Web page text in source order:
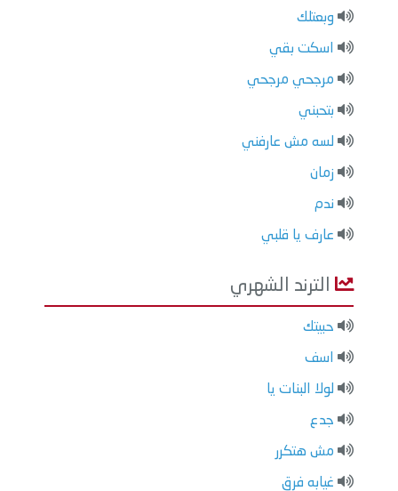
وبعتلك
اسكت بقي
مرجحي مرجحي
بتحبني
لسه مش عارفني
زمان
ندم
عارف يا قلبي
الترند الشهري
حبيتك
اسف
لولا البنات يا
جدع
مش هتكرر
غيابه فرق